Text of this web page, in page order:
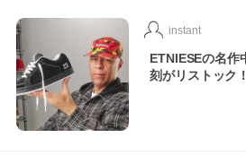
instant
ETNIESEの名作
刻がリストック！